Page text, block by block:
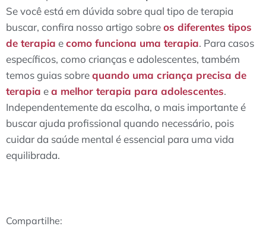
Se você está em dúvida sobre qual tipo de terapia
buscar, confira nosso artigo sobreos diferentes tipos
de terapia ecomo funciona uma terapia. Para casos
específicos, como crianças e adolescentes, também
temos guias sobrequando uma criança precisa de
terapia ea melhor terapia para adolescentes.
Independentemente da escolha, o mais importante é
buscar ajuda profissional quando necessário, pois
cuidar da saúde mental é essencial para uma vida
equilibrada.
Compartilhe: